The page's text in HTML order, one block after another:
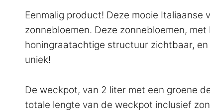
Eenmalig product! Deze mooie
zonnebloemen. Deze zonnebloemen,
honingraatachtige structuur zichtbaar,
uniek!
De weckpot, van 2 liter met een groene
totale lengte van de weckpot inclusief